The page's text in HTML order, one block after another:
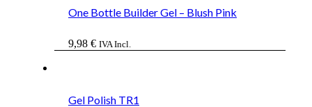
One Bottle Builder Gel – Blush Pink
9,98 € IVA Incl.
Gel Polish TR1